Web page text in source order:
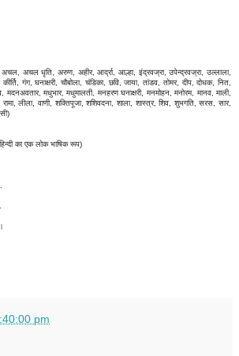
अचल धृति, अरुण, अहीर, आर्द्रा, आल्हा, इंद्रवज्रा, उपेन्द्रवज्रा, उल्लाला,
गंग, घनाक्षरी, चौबोला, चंडिका, छवि, जाया, तांडव, तोमर, दीप, दोधक, नित,
मदनअवतार, मधुभार, मधुमालती, मनहरण घनाक्षरी, मनमोहन, मनोरम, मानव, माली,
रामा, लीला, वाणी, शक्तिपूजा, शशिवदना, शाला, शास्त्र, शिव, शुभगति, सरस, सार,
का एक लोक भाषिक रूप)
pm